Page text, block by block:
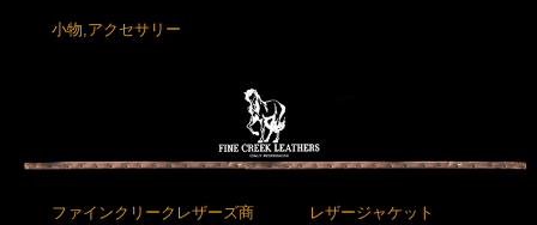
小物,アクセサリー
ファインクリークレザーズ商
レザージャケット